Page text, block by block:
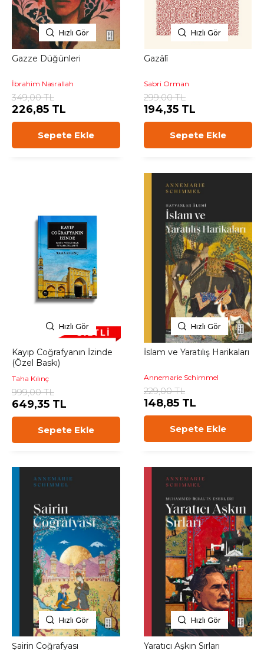
Hızlı Gör
Gazze Düğünleri
İbrahim Nasrallah
349,00 TL
226,85 TL
Sepete Ekle
Hızlı Gör
Gazâlî
Sabri Orman
299,00 TL
194,35 TL
Sepete Ekle
Hızlı Gör
Kayıp Coğrafyanın İzinde
(Özel Baskı)
Taha Kılınç
999,00 TL
649,35 TL
Sepete Ekle
Hızlı Gör
İslam ve Yaratılış Harikaları
Annemarie Schimmel
229,00 TL
148,85 TL
Sepete Ekle
Hızlı Gör
Şairin Coğrafyası
Hızlı Gör
Yaratıcı Aşkın Sırları